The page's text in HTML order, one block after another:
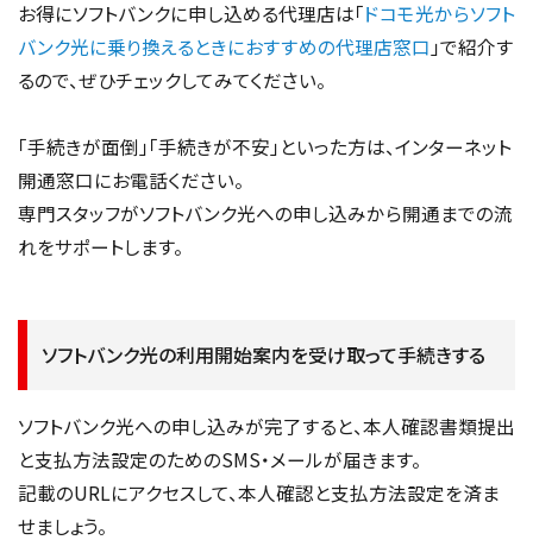
お得にソフトバンクに申し込める代理店は「ドコモ光からソフト
バンク光に乗り換えるときにおすすめの代理店窓口 」で紹介す
るので、ぜひチェックしてみてください。
「手続きが面倒」「手続きが不安」といった方は、インターネット
開通窓口にお電話ください。
専門スタッフがソフトバンク光への申し込みから開通までの流
れをサポートします。
ソフトバンク光の利用開始案内を受け取って手続きする
ソフトバンク光への申し込みが完了すると、本人確認書類提出
と支払方法設定のためのSMS・メールが届きます。
記載のURLにアクセスして、本人確認と支払方法設定を済ま
せましょう。